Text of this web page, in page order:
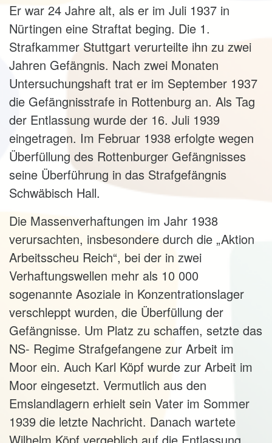
Er war 24 Jahre alt, als er im Juli 1937 in
Nürtingen eine Straftat beging. Die 1.
Strafkammer Stuttgart verurteilte ihn zu zwei
Jahren Gefängnis. Nach zwei Monaten
Untersuchungshaft trat er im September 1937
die Gefängnisstrafe in Rottenburg an. Als Tag
der Entlassung wurde der 16. Juli 1939
eingetragen. Im Februar 1938 erfolgte wegen
Überfüllung des Rottenburger Gefängnisses
seine Überführung in das Strafgefängnis
Schwäbisch Hall.
Die Massenverhaftungen im Jahr 1938
verursachten, insbesondere durch die „Aktion
Arbeitsscheu Reich“, bei der in zwei
Verhaftungswellen mehr als 10 000
sogenannte Asoziale in Konzentrationslager
verschleppt wurden, die Überfüllung der
Gefängnisse. Um Platz zu schaffen, setzte das
NS- Regime Strafgefangene zur Arbeit im
Moor ein. Auch Karl Köpf wurde zur Arbeit im
Moor eingesetzt. Vermutlich aus den
Emslandlagern erhielt sein Vater im Sommer
1939 die letzte Nachricht. Danach wartete
Wilhelm Köpf vergeblich auf die Entlassung